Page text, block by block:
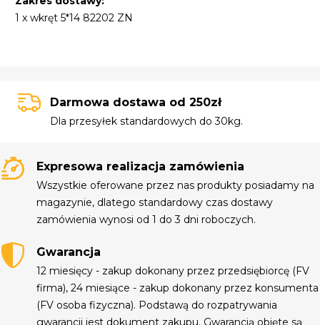
1 x wkręt 5*14 82202 ZN
Darmowa dostawa od 250zł
Dla przesyłek standardowych do 30kg.
Expresowa realizacja zamówienia
Wszystkie oferowane przez nas produkty posiadamy na
magazynie, dlatego standardowy czas dostawy
zamówienia wynosi od 1 do 3 dni roboczych.
Gwarancja
12 miesięcy - zakup dokonany przez przedsiębiorcę (FV
firma), 24 miesiące - zakup dokonany przez konsumenta
(FV osoba fizyczna). Podstawą do rozpatrywania
gwarancji jest dokument zakupu. Gwarancją objęte są